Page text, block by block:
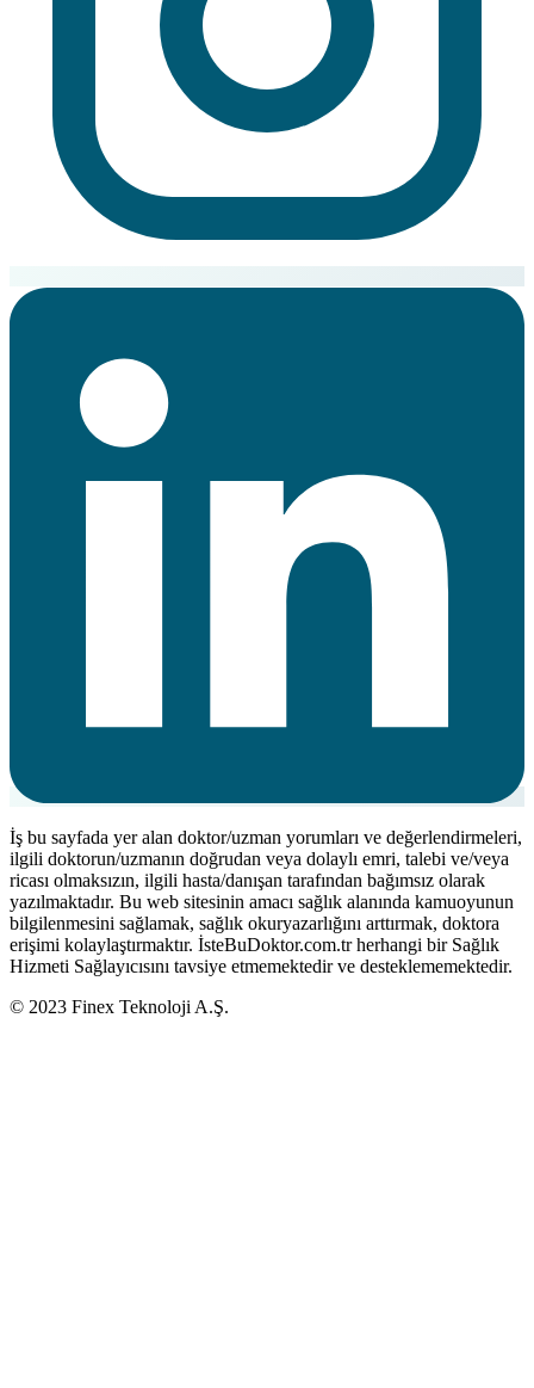
İş bu sayfada yer alan doktor/uzman yorumları ve değerlendirmeleri,
ilgili doktorun/uzmanın doğrudan veya dolaylı emri, talebi ve/veya
ricası olmaksızın, ilgili hasta/danışan tarafından bağımsız olarak
yazılmaktadır. Bu web sitesinin amacı sağlık alanında kamuoyunun
bilgilenmesini sağlamak, sağlık okuryazarlığını arttırmak, doktora
erişimi kolaylaştırmaktır. İsteBuDoktor.com.tr herhangi bir Sağlık
Hizmeti Sağlayıcısını tavsiye etmemektedir ve desteklememektedir.
© 2023 Finex Teknoloji A.Ş.